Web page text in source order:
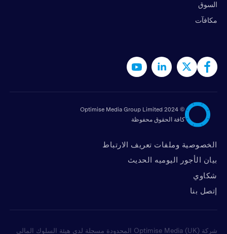
السوق
مكافآت
©
2024 Optimise Media Group Limited
كافة الحقوق محفوظة
الخصوصية وملفات تعريف الارتباط
بيان الأجور اليوميه الحديث
شكاوي
ﺇﺗﺼﻞ ﺑﻨﺎ
شركة Optimise Media (UK) المحدودة مسجلة لدى هيئة السلوك المالي